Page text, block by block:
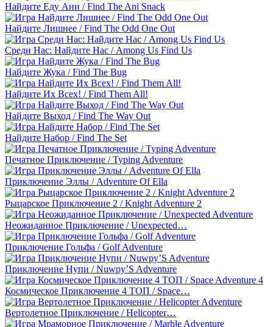
Найдите Еду Ани / Find The Ani Snack
Найдите Лишнее / Find The Odd One Out
Среди Нас: Найдите Нас / Among Us Find Us
Найдите Жука / Find The Bug
Найдите Их Всех! / Find Them All!
Найдите Выход / Find The Way Out
Найдите Набор / Find The Set
Печатное Приключение / Typing Adventure
Приключение Эллы / Adventure Of Ella
Рыцарское Приключение 2 / Knight Adventure 2
Неожиданное Приключение / Unexpected…
Приключение Гольфа / Golf Adventure
Приключение Нупи / Nuwpy’S Adventure
Космическое Приключение 4 ТОП / Space…
Вертолетное Приключение / Helicopter…